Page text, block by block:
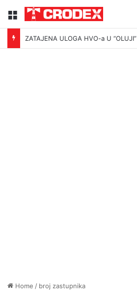
Menu
ZATAJENA ULOGA HVO-a U “OLUJI”
Home / broj zastupnika